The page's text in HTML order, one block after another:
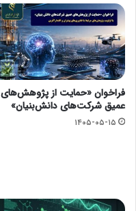
فراخوان «حمایت از پژوهش‌های
عمیق شرکت‌های دانش‌بنیان»
۱۴۰۵-۰۵-۱۵